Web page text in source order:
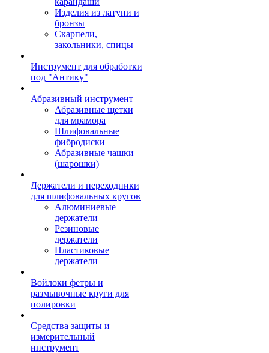
Изделия из латуни и
бронзы
Скарпели,
закольники, спицы
Инструмент для обработки
под "Антику"
Абразивный инструмент
Абразивные щетки
для мрамора
Шлифовальные
фибродиски
Абразивные чашки
(шарошки)
Держатели и переходники
для шлифовальных кругов
Алюминиевые
держатели
Резиновые
держатели
Пластиковые
держатели
Войлоки фетры и
размывочные круги для
полировки
Средства защиты и
измерительный
инструмент